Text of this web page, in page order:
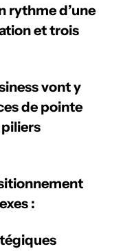
rythme d’une
et trois
vont y
de pointe
: